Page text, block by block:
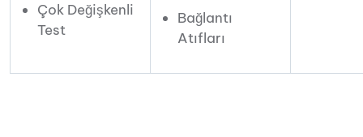
Çok Değişkenli
Test
Bağlantı
Atıfları